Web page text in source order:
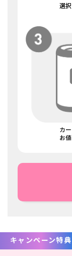
選
カ
お
キャンペーン特典